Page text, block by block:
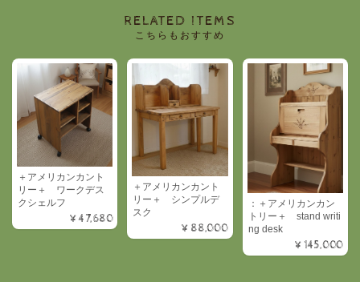
RELATED ITEMS
こちらもおすすめ
＋アメリカンカント
リー＋ ワークデス
クシェルフ
¥47,680
＋アメリカンカント
リー＋ シンプルデ
スク
¥88,000
：＋アメリカンカン
トリー＋ stand writi
ng desk
¥145,000